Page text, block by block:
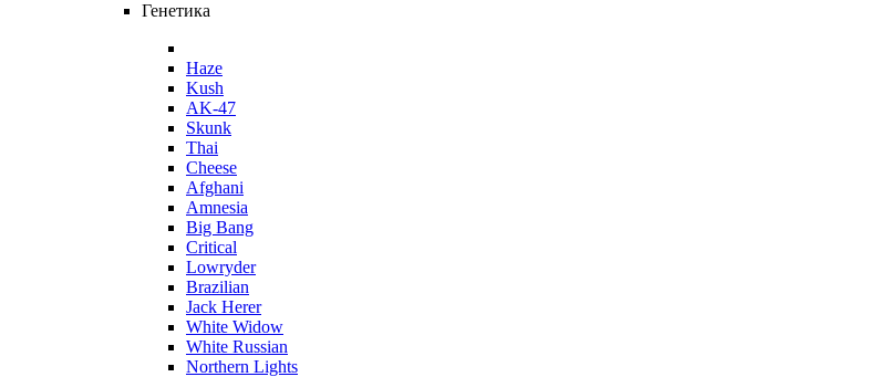
Генетика
Haze
Kush
AK-47
Skunk
Thai
Cheese
Afghani
Amnesia
Big Bang
Critical
Lowryder
Brazilian
Jack Herer
White Widow
White Russian
Northern Lights